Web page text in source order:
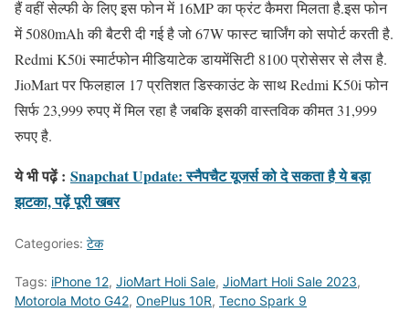
हैं वहीं सेल्फी के लिए इस फोन में 16MP का फ्रंट कैमरा मिलता है.इस फोन
में 5080mAh की बैटरी दी गई है जो 67W फास्ट चार्जिंग को सपोर्ट करती है.
Redmi K50i स्मार्टफोन मीडियाटेक डायमेंसिटी 8100 प्रोसेसर से लैस है.
JioMart पर फिलहाल 17 प्रतिशत डिस्काउंट के साथ Redmi K50i फोन
सिर्फ 23,999 रुपए में मिल रहा है जबकि इसकी वास्तविक कीमत 31,999
रुपए है.
ये भी पढ़ें : Snapchat Update: स्नैपचैट यूजर्स को दे सकता है ये बड़ा
झटका, पढ़ें पूरी खबर
Categories: टेक
Tags: iPhone 12, JioMart Holi Sale, JioMart Holi Sale 2023,
Motorola Moto G42, OnePlus 10R, Tecno Spark 9